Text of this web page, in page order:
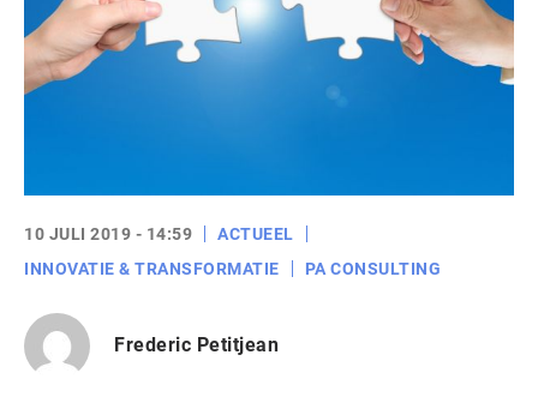
10 JULI 2019 - 14:59
ACTUEEL
INNOVATIE & TRANSFORMATIE
PA CONSULTING
Frederic Petitjean